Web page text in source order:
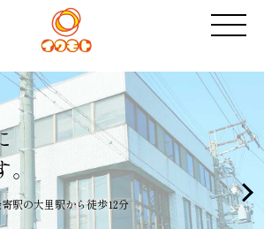
不安に
感じたことは
すぐ報告
些細な気づきの積み重ねが良い仕事の本です。